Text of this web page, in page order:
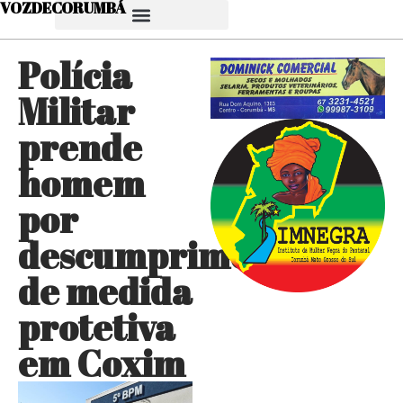
VOZDECORUMBÁ
Polícia
Militar
prende
homem
por
descumprimento
de medida
protetiva
em Coxim